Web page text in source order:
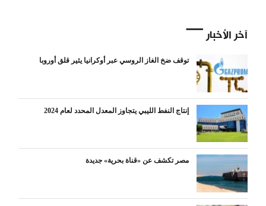
آخر الأخبار
توقف ضخ الغاز الروسي عبر أوكرانيا يثير قلق أوروبا
إنتاج النفط الليبي يتجاوز المعدل المحدد لعام 2024
مصر تكشف عن «قناة بحرية» جديدة